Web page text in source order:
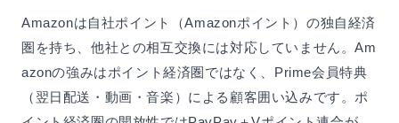
Amazonは自社ポイント（Amazonポイント）の独自経済
圏を持ち、他社との相互交換には対応していません。Am
azonの強みはポイント経済圏ではなく、Prime会員特典
（翌日配送・動画・音楽）による顧客囲い込みです。ポ